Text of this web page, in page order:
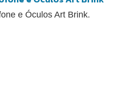
e Óculos Art Brink.